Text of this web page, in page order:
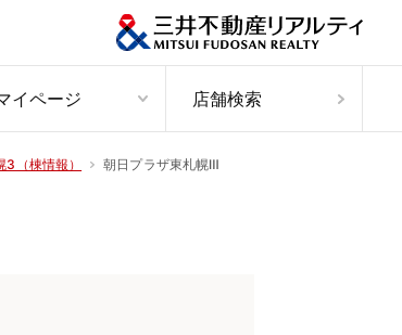
イページ 店舗検索
（棟情報） 朝日プラザ東札幌Ⅲ